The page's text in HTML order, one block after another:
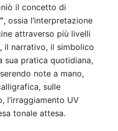
il concetto di
, ossia l’interpretazione
attraverso più livelli
il narrativo, il simbolico
sua pratica quotidiana,
note a mano,
sulle
l’irraggiamento UV
tonale attesa.